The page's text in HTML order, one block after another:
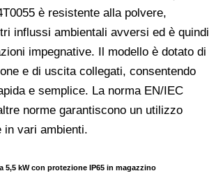
è resistente alla polvere,
influssi ambientali avversi ed è quindi
impegnative. Il modello è dotato di
e di uscita collegati, consentendo
e semplice. La norma EN/IEC
norme garantiscono un utilizzo
in vari ambienti.
5,5 kW con protezione IP65 in magazzino